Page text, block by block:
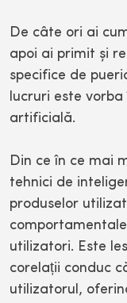
De câte ori ai
apoi ai primit și
specifice de
lucruri este
artificială.
Din ce în ce mai
tehnici de
produselor
utilizatori. Este
corelații conduc
utilizatorul,